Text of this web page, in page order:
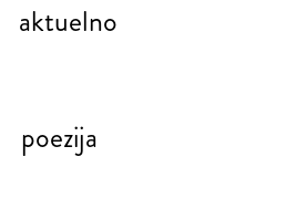
aktuelno
poezija